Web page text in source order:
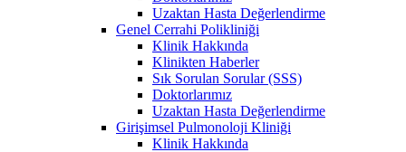
Uzaktan Hasta Değerlendirme
Genel Cerrahi Polikliniği
Klinik Hakkında
Klinikten Haberler
Sık Sorulan Sorular (SSS)
Doktorlarımız
Uzaktan Hasta Değerlendirme
Girişimsel Pulmonoloji Kliniği
Klinik Hakkında